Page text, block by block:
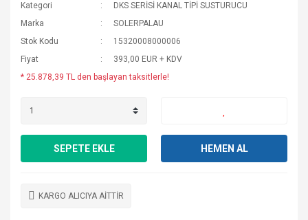
Kategori
DKS SERİSİ KANAL TİPİ SUSTURUCU
Marka
SOLERPALAU
Stok Kodu
15320008000006
Fiyat
393,00 EUR + KDV
* 25.878,39 TL den başlayan taksitlerle!
SEPETE EKLE HEMEN AL
KARGO ALICIYA AİTTİR